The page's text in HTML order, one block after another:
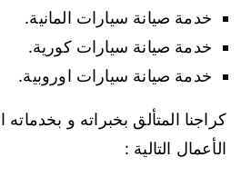
خدمة صيانة سيارات المانية.
خدمة صيانة سيارات كورية.
خدمة صيانة سيارات اوروبية.
كراجنا المتألق بخبراته و بخدماته
الأعمال التالية :